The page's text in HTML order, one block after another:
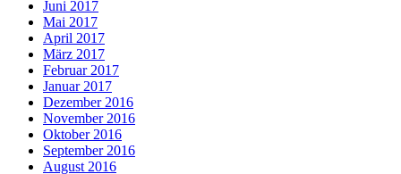
Juni 2017
Mai 2017
April 2017
März 2017
Februar 2017
Januar 2017
Dezember 2016
November 2016
Oktober 2016
September 2016
August 2016